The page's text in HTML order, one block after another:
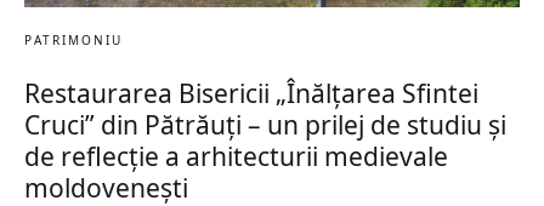
PATRIMONIU
Restaurarea Bisericii „Înălțarea Sfintei
Cruci” din Pătrăuți – un prilej de studiu și
de reflecție a arhitecturii medievale
moldovenești